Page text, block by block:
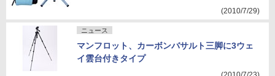
(2010/7/29)
ニュース
マンフロット、カーボンバサルト三脚に3ウェ
イ雲台付きタイプ